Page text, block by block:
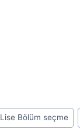
Lise Bölüm seçme